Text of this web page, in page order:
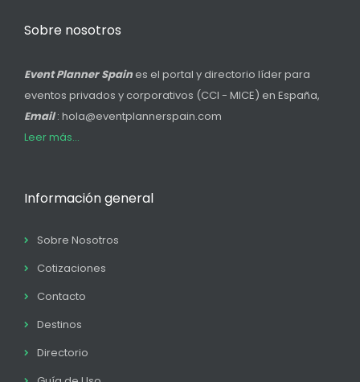
Sobre nosotros
Event Planner Spain es el portal y directorio líder para
eventos privados y corporativos (CCI - MICE) en España,
Email: hola@eventplannerspain.com
Leer más...
Información general
Sobre Nosotros
Cotizaciones
Contacto
Destinos
Directorio